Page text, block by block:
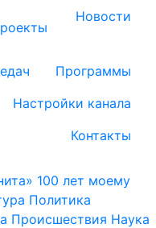
Новости
Программы
Настройки канала
Контакты
100 лет моему
Политика
Происшествия Наука